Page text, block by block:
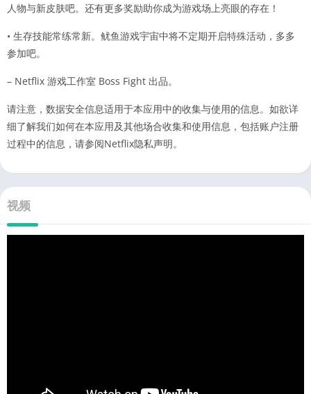
人物与新皮肤吧。还有更多奖励助你成为游戏场上亮眼的存在！
• 生存技能常练常新。鱿鱼游戏宇宙中将不定期开启特殊活动，多多
参加吧。
– Netflix 游戏工作室 Boss Fight 出品。
请注意，数据安全信息适用于本应用中的收集与使用的信息。如欲详
细了解我们如何在本应用及其他场合收集和使用信息，包括账户注册
过程中的信息，请参阅Netflix隐私声明。
视频